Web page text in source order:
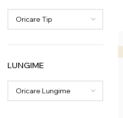
Oricare Tip
LUNGIME
Oricare Lungime